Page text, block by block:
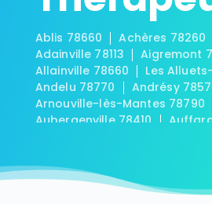
Ablis 78660
Achères 78260
Adainville 78113
Aigremont
Allainville 78660
Les
Andelu 78770
Andrésy
Arnouville-lès-Mantes 78790
Aubergenville 78410
Autouillet 78770
Bazainville 78550